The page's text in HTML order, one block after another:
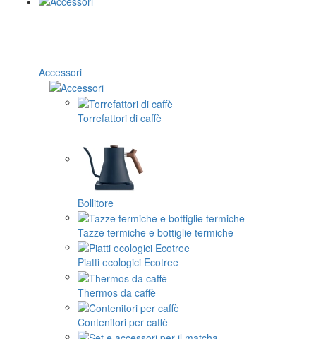
Accessori
Torrefattori di caffè
Bollitore
Tazze termiche e bottiglie termiche
Piatti ecologici Ecotree
Thermos da caffè
Contenitori per caffè